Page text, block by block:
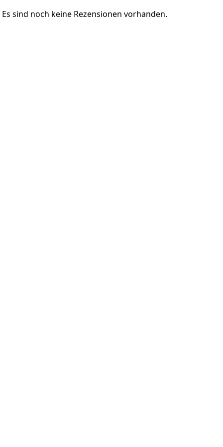
Es sind noch keine Rezensionen vorhanden.